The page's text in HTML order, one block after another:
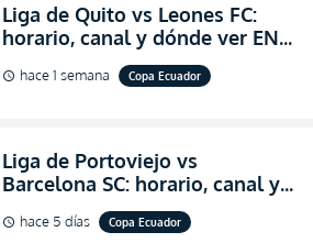
Liga de Quito vs Leones FC:
horario, canal y dónde ver EN
VIVO los octavos de final de la
Copa Ecuador 2026
schedule hace 1 semana Copa Ecuador
Liga de Portoviejo vs
Barcelona SC: horario, canal y
dónde ver EN VIVO los octavos
de final de la Copa Ecuador
schedule hace 5 días Copa Ecuador